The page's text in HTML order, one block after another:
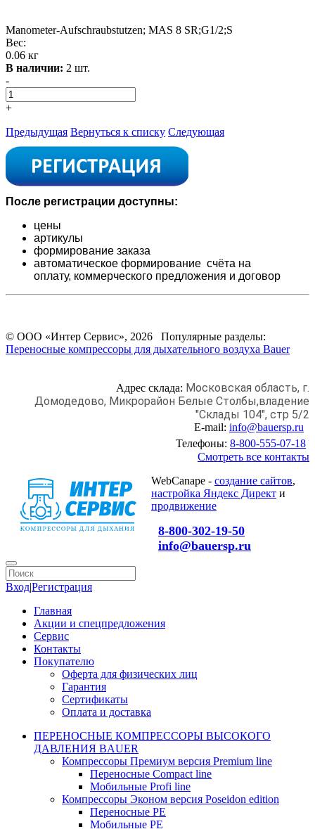
Manometer-Aufschraubstutzen; MAS 8 SR;G1/2;S
Вес:
0.06 кг
В наличии: 2 шт.
-
+
Предыдущая Вернуться к списку Следующая
После регистрации доступны:
цены
артикулы
формирование заказа
автоматическое формирование счёта на
оплату, коммерческого предложения и договор
© ООО «Интер Сервис», 2026 Популярные разделы:
Переносные компрессоры для дыхательного воздуха Bauer
Адрес склада: Московская область, г.
Домодедово, Микрорайон Белые Столбы,владение
"Склады 104", стр 5/2
E-mail: info@bauersp.ru
Телефоны: 8-800-555-07-18
Смотреть все контакты
WebCanape - создание сайтов,
настройка Яндекс Директ и
продвижение
8-800-302-19-50
info@bauersp.ru
Вход|Регистрация
Главная
Акции и спецпредложения
Сервис
Контакты
Покупателю
Оферта для физических лиц
Гарантия
Сертификаты
Оплата и доставка
ПЕРЕНОСНЫЕ КОМПРЕССОРЫ ВЫСОКОГО
ДАВЛЕНИЯ BAUER
Компрессоры Премиум версия Premium line
Переносные Compact line
Мобильные Profi line
Компрессоры Эконом версия Poseidon edition
Переносные PE
Мобильные PE